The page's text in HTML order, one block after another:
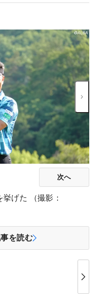
次へ
げた （撮影：
を読む